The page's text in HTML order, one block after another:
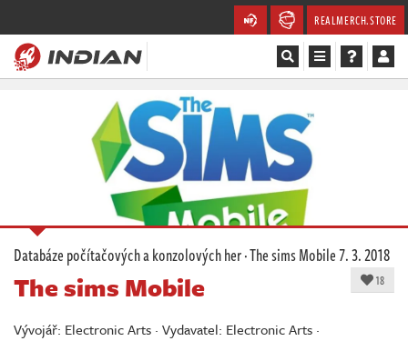
REALMERCH.STORE
Soutěže
Databáze
Komunita
Databáze počítačových a konzolových her·The sims Mobile7. 3. 2018
18
The sims Mobile
Vývojář: Electronic Arts · Vydavatel: Electronic Arts ·